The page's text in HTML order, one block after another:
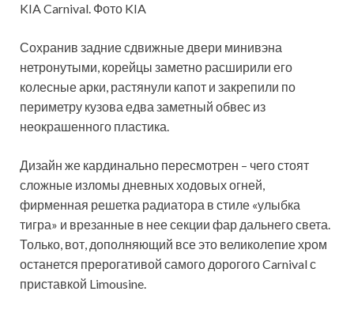
KIA Carnival. Фото KIA
Сохранив задние сдвижные двери минивэна
нетронутыми, корейцы заметно расширили его
колесные арки, растянули капот и закрепили по
периметру кузова едва заметный обвес из
неокрашенного пластика.
Дизайн же кардинально пересмотрен – чего стоят
сложные изломы дневных ходовых огней,
фирменная решетка радиатора в стиле «улыбка
тигра» и врезанные в нее секции фар дальнего света.
Только, вот, дополняющий все это великолепие хром
останется прерогативой самого дорогого Carnival с
приставкой Limousine.